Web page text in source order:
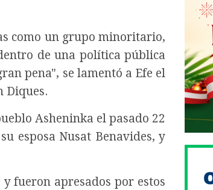
como un grupo minoritario,
de una política pública
pena", se lamentó a Efe el
Diques.
Asheninka el pasado 22
esposa Nusat Benavides, y
fueron apresados por estos